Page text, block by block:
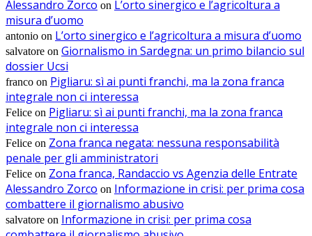
Alessandro Zorco on L’orto sinergico e l’agricoltura a
misura d’uomo
antonio on L’orto sinergico e l’agricoltura a misura d’uomo
salvatore on Giornalismo in Sardegna: un primo bilancio sul
dossier Ucsi
franco on Pigliaru: sì ai punti franchi, ma la zona franca
integrale non ci interessa
Felice on Pigliaru: sì ai punti franchi, ma la zona franca
integrale non ci interessa
Felice on Zona franca negata: nessuna responsabilità
penale per gli amministratori
Felice on Zona franca, Randaccio vs Agenzia delle Entrate
Alessandro Zorco on Informazione in crisi: per prima cosa
combattere il giornalismo abusivo
salvatore on Informazione in crisi: per prima cosa